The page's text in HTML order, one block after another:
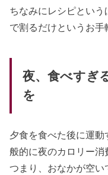
ちなみにレシピとい
で割るだけというお手
夜、食べすぎ
を
夕食を食べた後に運
般的に夜のカロリー消
つまり、おなかが空